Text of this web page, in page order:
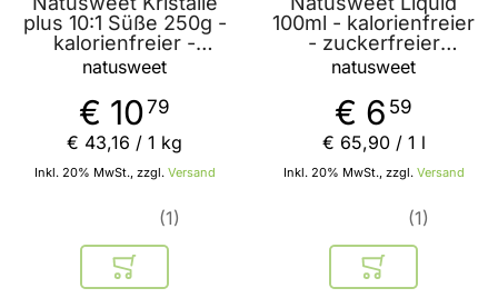
plus 10:1 Süße 250g -
kalorienfreier -
zuckerfreier
Zuckerersatz mit
natürlichem Ursprung
natusweet
€ 1079
Inkl. 20% MwSt., zzgl. Versand
€ 43,16 / 1 kg
1
In den Warenkorb
100ml - kalorienfreier
- zuckerfreier
Zuckerersatz mit
natürlichem Ursprung
natusweet
€ 6 59
Inkl. 20% MwSt., zzgl. Versand
€ 65,90/ 1 l
1
In den